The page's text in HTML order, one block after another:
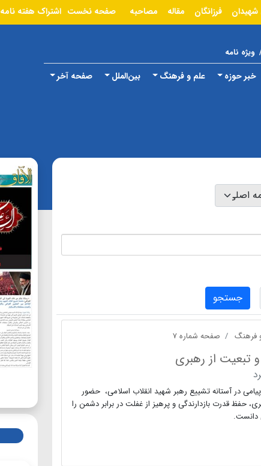
شهیدان فرزانگان مقاله مصاحبه صفحه نخست اشتراک هفته نامه
ویژه نامه
خبر حوزه علم و فرهنگ بین‌الملل صفحه آخر
جستجو
فرهنگ صفحه شماره ۷
تبعیت از رهبری
در آستانه تشییع رهبر شهید انقلاب اسلامی، حضور
حفظ قدرت بازدارندگی و پرهیز از غفلت در برابر دشمن را
دانست.